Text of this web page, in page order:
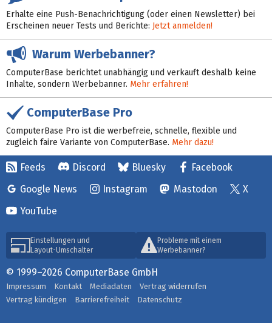
Erhalte eine Push-Benachrichtigung (oder einen Newsletter) bei
Erscheinen neuer Tests und Berichte: Jetzt anmelden!
Warum Werbebanner?
ComputerBase berichtet unabhängig und verkauft deshalb keine
Inhalte, sondern Werbebanner. Mehr erfahren!
ComputerBase Pro
ComputerBase Pro ist die werbefreie, schnelle, flexible und
zugleich faire Variante von ComputerBase. Mehr dazu!
Feeds Discord Bluesky
Facebook
Google News
Instagram Mastodon
X
YouTube
Einstellungen und
Layout-Umschalter
Probleme mit einem
Werbebanner?
© 1999–2026 ComputerBase GmbH
Impressum Kontakt Mediadaten
Vertrag widerrufen
Vertrag kündigen
Barrierefreiheit Datenschutz